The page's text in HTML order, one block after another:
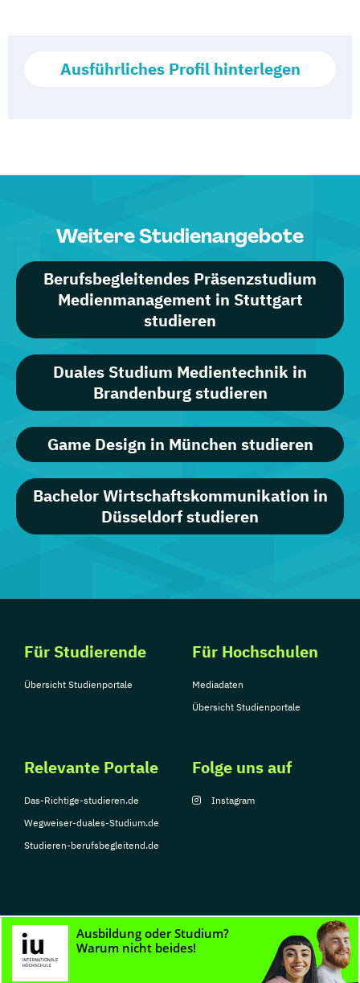
Ausführliches Profil hinterlegen
Weitere Studienangebote
Berufsbegleitendes Präsenzstudium
Medienmanagement in Stuttgart
studieren
Duales Studium Medientechnik in
Brandenburg studieren
Game Design in München studieren
Bachelor Wirtschaftskommunikation in
Düsseldorf studieren
Für Studierende
Übersicht Studienportale
Für Hochschulen
Mediadaten
Übersicht Studienportale
Relevante Portale
Das-Richtige-studieren.de
Wegweiser-duales-Studium.de
Studieren-berufsbegleitend.de
Folge uns auf
Instagram
© Copyright 2026, TarGroup Media GmbH
Nutzungsbedingungen